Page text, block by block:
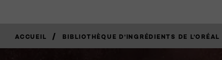
ACCUEIL / BIBLIOTHÈQUE D'INGRÉDIENTS DE L'ORÉAL